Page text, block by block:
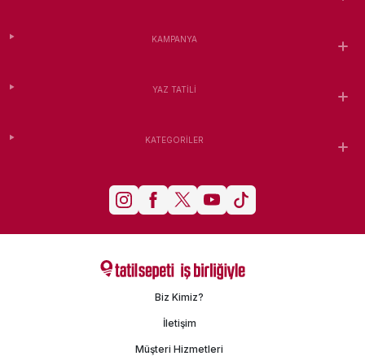
KAMPANYA
YAZ TATILI
KATEGORILER
Biz Kimiz?
İletişim
Müşteri Hizmetleri